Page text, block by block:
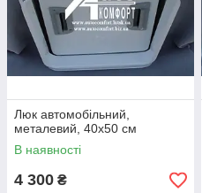
Люк автомобільний,
металевий, 40х50 см
В наявності
4 300 ₴